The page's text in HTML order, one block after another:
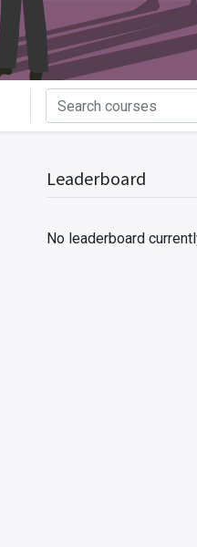
Leaderboard
No leaderboard